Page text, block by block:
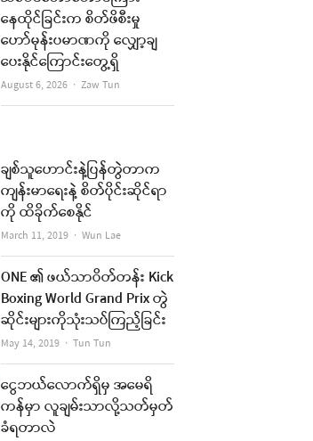
နေထိုင်ခြင်းက စိတ်ဖိစီးမှု
ဟော်မုန်းပမာဏကို လျှော့ချ
ပေးနိုင်ကြောင်းတွေ့ရှိ
August 6, 2026 Author
Zaw Tun
ချစ်သူဟောင်းနဲ့ပြန်တွဲတာက
ကျန်းမာရေးနဲ့ စိတ်ပိုင်းဆိုင်ရာ
ကို ထိခိုက်စေနိုင်
March 11, 2019 Author
Wun Lae
ONE ၏ ဖယ်သာဝိတ်တန်း Kick
Boxing World Grand Prix တွဲ
ဆိုင်းများကိုသုံးသပ်ကြည့်ခြင်း
May 14, 2019 Author
Tun Tun
ငွေဘယ်လောက်ရှိမှ အမေရိ
ကန်မှာ လူချမ်းသာလို့သတ်မှတ်
ခံရတာလဲ